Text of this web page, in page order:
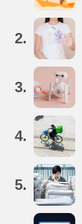
2.
3.
4.
5.